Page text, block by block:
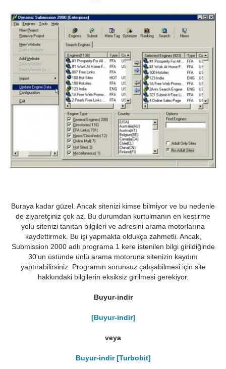
Buraya kadar güzel. Ancak sitenizi kimse bilmiyor ve bu nedenle
de ziyaretçiniz çok az. Bu durumdan kurtulmanın en kestirme
yolu sitenizi tanıtan bilgileri ve adresini arama motorlarına
kaydettirmek. Bu işi yapmakta oldukça zahmetli. Ancak,
Submission 2000 adlı programa 1 kere istenilen bilgi girildiğinde
30'un üstünde ünlü arama motoruna sitenizin kaydını
yaptırabilirsiniz. Programın sorunsuz çalışabilmesi için site
hakkındaki bilgilerin eksiksiz girilmesi gerekiyor.
Buyur-indir
[Buyur-indir]
veya
Buyur-indir [Turbobit]